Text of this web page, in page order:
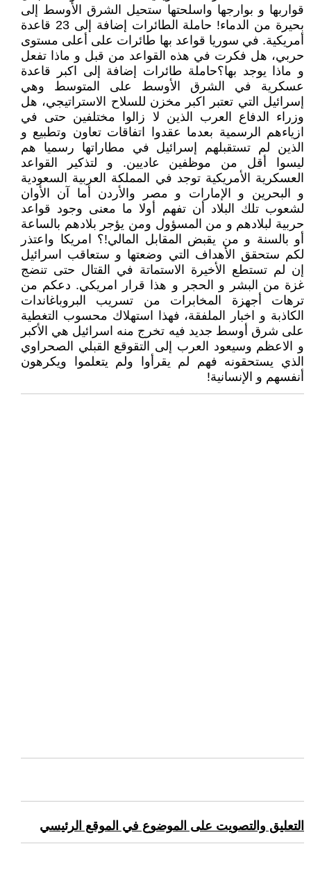
قواربها و بوارجها واسلحتها ستحيل الشرق الأوسط إلى
بحيرة من الدماء! حاملة الطائرات إضافة إلى 23 قاعدة
أمريكية. في سوريا قواعد بها طائرات على أعلى مستوى
حربي، هل فكرت في هذه القواعد من قبل و ماذا تفعل
و ماذا يوجد بها؟حاملة طائرات إضافة إلى اكبر قاعدة
عسكرية في الشرق الأوسط على المتوسط وهي
إسرائيل التي تعتبر اكبر مخزن للسلاح الاستراتيجي، هل
وزراء الدفاع العرب الذين لا زالوا مختلفين حتى في
ازياءهم الرسمية بعدما عقدوا اتفاقات تعاون وتطبيع و
الذين لم تستقبلهم إسرائيل في مطاراتها رسميا هم
ليسوا أقل من موظفين عاديين. و لتذكير القواعد
العسكرية الأمريكية توجد في المملكة العربية السعودية
و البحرين و الإمارات و مصر والأردن أما آن الأوان
لشعوب تلك البلاد أن تفهم أولا ما معنى وجود قواعد
حربية لبلادهم و من المسؤول ومن يؤجر بلادهم بالساعة
أو بالسنة و من يقبض المقابل المالي!؟ امريكا واعتذر
لكم ستحقق الأهداف التي وضعتها و ستعاقب اسرائيل
إن لم تستطع الأخيرة الاستماتة في القتال حتى تنضج
غزة من البشر و الحجر و هذا قرار امريكي. دعكم من
ترهات أجهزة المخابرات من تسريب البروباغاندات
الكاذبة و اخبار الملفقة، فهذا استهلاك محسوب التغطية
على شرق أوسط جديد فيه تخرج منه اسرائيل هي الأكبر
و الاعظم وسيعود العرب إلى التقوقع القبلي الصحراوي
الذي يستحقونه فهم لم يقرأوا ولم يتعلموا ويكرهون
أنفسهم و الإنسانية!
التعليق والتصويت على الموضوع في الموقع الرئيسي